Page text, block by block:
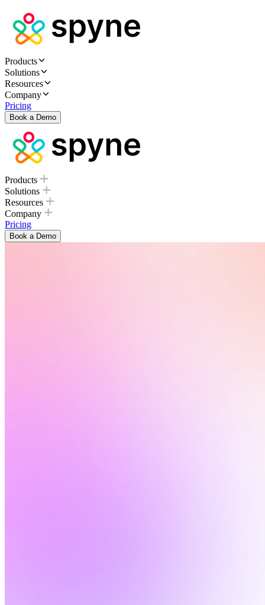
Products
Solutions
Resources
Company
Pricing
Book a Demo
Products
Solutions
Resources
Company
Pricing
Book a Demo